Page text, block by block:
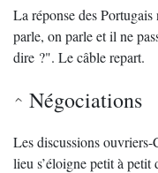
La réponse des
parle, on parle et il ne
dire ?". Le câble repart.
Négociations
Les discussions
lieu s’éloigne petit à petit